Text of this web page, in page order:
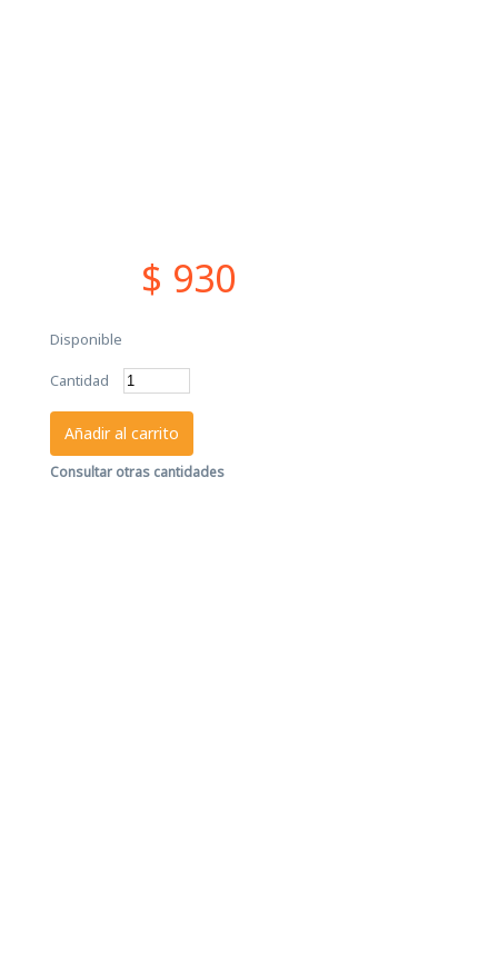
$ 930
Disponible
Cantidad
Añadir al carrito
Consultar otras cantidades